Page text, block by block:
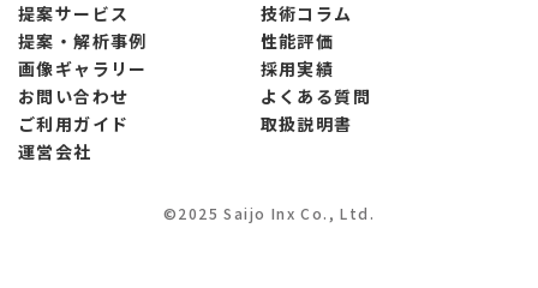
省エネ関連市場について
製菓市場について
製粉市場について
調味料市場について
冷凍食品市場について
提案サービス
技術コラム
提案・解析事例
性能評価
画像ギャラリー
採用実績
お問い合わせ
よくある質問
ご利用ガイド
取扱説明書
運営会社
©2025 Saijo Inx Co., Ltd.